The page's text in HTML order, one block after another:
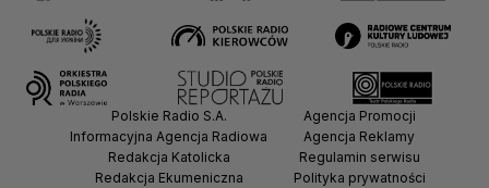
Polskie Radio S.A.
Informacyjna Agencja Radiowa
Redakcja Katolicka
Redakcja Ekumeniczna
Agencja Promocji
Agencja Reklamy
Regulamin serwisu
Polityka prywatności